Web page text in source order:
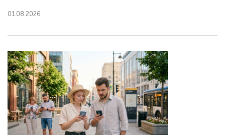
01.08.2026